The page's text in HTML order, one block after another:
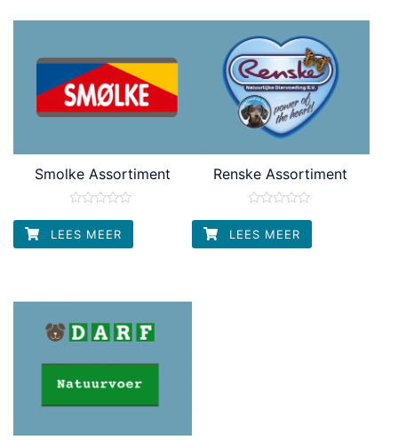
Smolke Assortiment
uit
5
LEES MEER
Renske Assortiment
uit
5
LEES MEER